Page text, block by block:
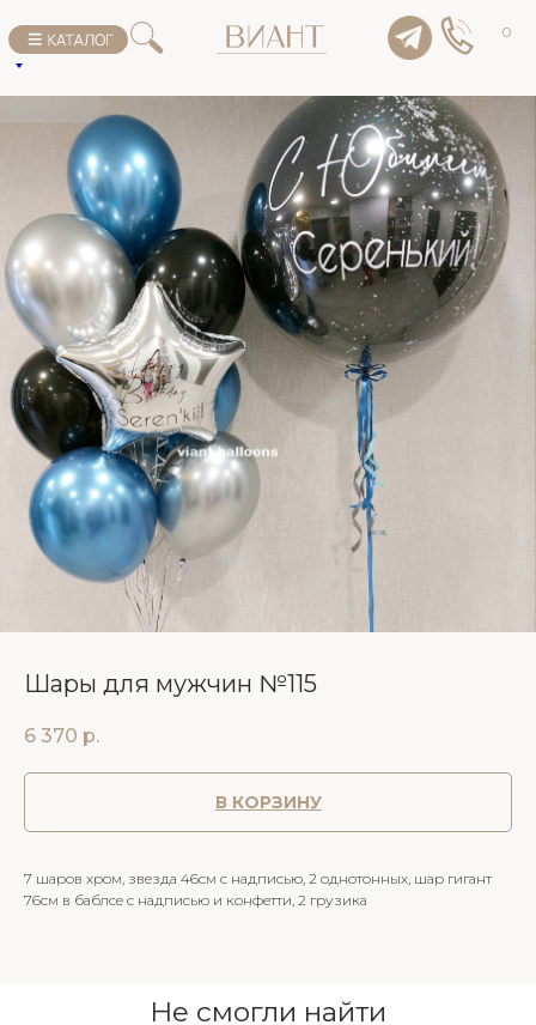
0
Шары для мужчин №115
6 370 р.
В КОРЗИНУ
7 шаров хром, звезда 46см с надписью, 2 однотонных, шар гигант
76см в баблсе с надписью и конфетти, 2 грузика
Не смогли найти